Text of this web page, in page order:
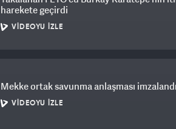
harekete geçirdi
VIDEOYU İZLE
Mekke ortak savunma anlaşması imzalandı
VIDEOYU İZLE